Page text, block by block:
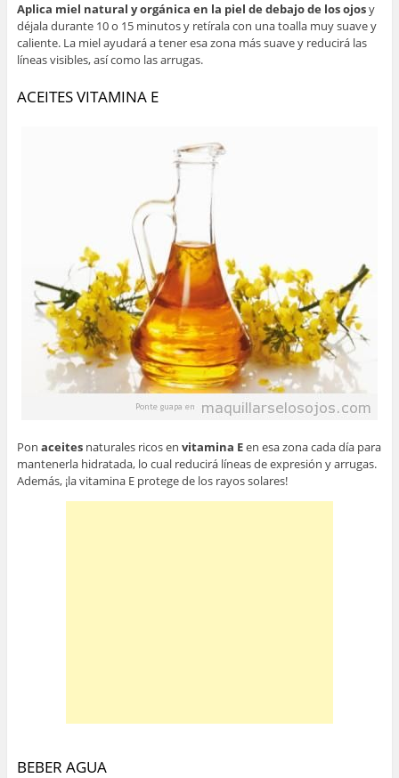
Aplica miel natural y orgánica en la piel de debajo de los ojosy
déjala durante 10 o 15 minutos y retírala con una toalla muy suave y
caliente. La miel ayudará a tener esa zona más suave y reducirá las
líneas visibles, así como las arrugas.
ACEITES VITAMINA E
Pon aceitesnaturales ricos en vitamina Een esa zona cada día para
mantenerla hidratada, lo cual reducirá líneas de expresión y arrugas.
Además, ¡la vitamina E protege de los rayos solares!
BEBER AGUA